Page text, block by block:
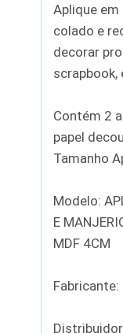
Aplique em
colado e
decorar
scrapbook,
Contém 2
papel
Tamanho
Modelo:
E
MDF 4CM
Fabricante: